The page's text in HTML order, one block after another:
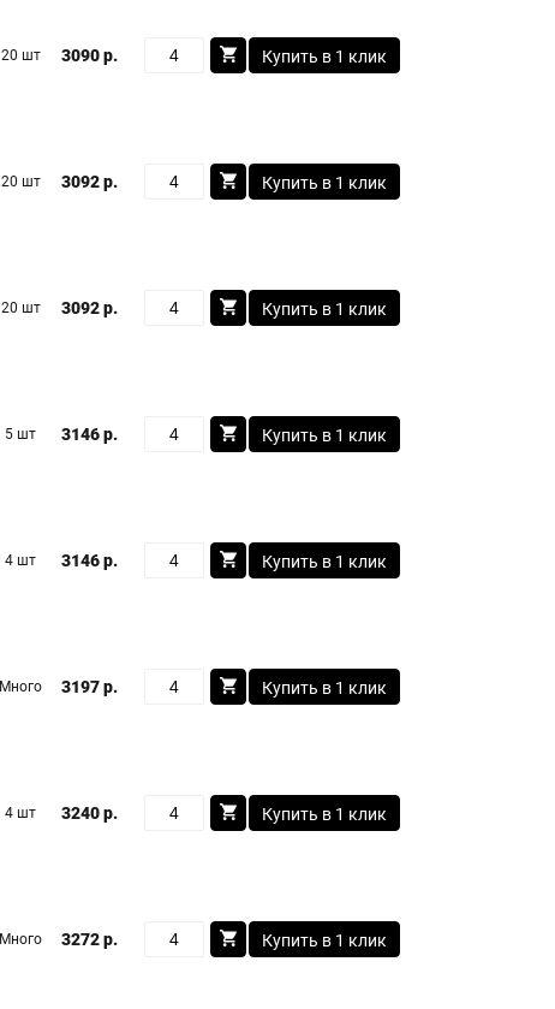
20 шт 3090 р. Купить в 1 клик
20 шт 3092 р. Купить в 1 клик
20 шт 3092 р. Купить в 1 клик
5 шт 3146 р. Купить в 1 клик
4 шт 3146 р. Купить в 1 клик
Много 3197 р. Купить в 1 клик
4 шт 3240 р. Купить в 1 клик
Много 3272 р. Купить в 1 клик